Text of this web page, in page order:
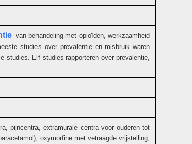
van behandeling met opioïden, werkzaamheid
studies over prevalentie en misbruik waren
studies. Elf studies rapporteren over prevalentie,
pijncentra, extramurale centra voor ouderen tot
oxymorfine met vetraagde vrijstelling,